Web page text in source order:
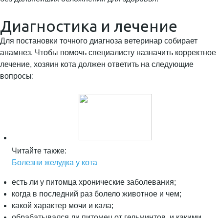
Диагностика и лечение
Для постановки точного диагноза ветеринар собирает
анамнез. Чтобы помочь специалисту назначить корректное
лечение, хозяин кота должен ответить на следующие
вопросы:
Читайте также:
Болезни желудка у кота
есть ли у питомца хронические заболевания;
когда в последний раз болело животное и чем;
какой характер мочи и кала;